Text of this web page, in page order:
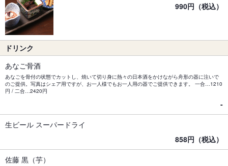
990円（税込）
ドリンク
あなご骨酒
あなごを骨付の状態でカットし、焼いて切り身に熱々の日本酒をかけながら舟形の器に注いで
のご提供。写真はシェア用ですが、お一人様でもお一人用の器でご提供できます。 一合…1210
円 / 二合…2420円
-
生ビール スーパードライ
858円（税込）
佐藤 黒（芋）